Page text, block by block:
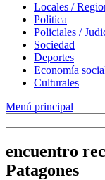
Locales /
Politica
Policiales /
Sociedad
Deportes
Economía
Culturales
Menú principal
encuentro
Patagones